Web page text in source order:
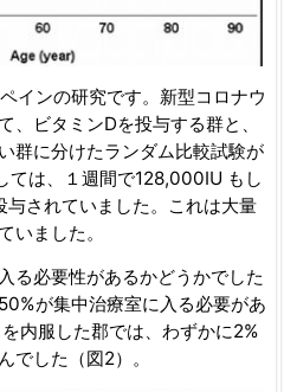
インの研究です。新型コロナウ
、ビタミンDを投与する群と、
群に分けたランダム比較試験が
ては、１週間で128,000IU もし
されていました。これは大量
いました。
る必要性があるかどうかでした
が集中治療室に入る必要があ
内服した郡では、わずかに2%
でした（図2）。